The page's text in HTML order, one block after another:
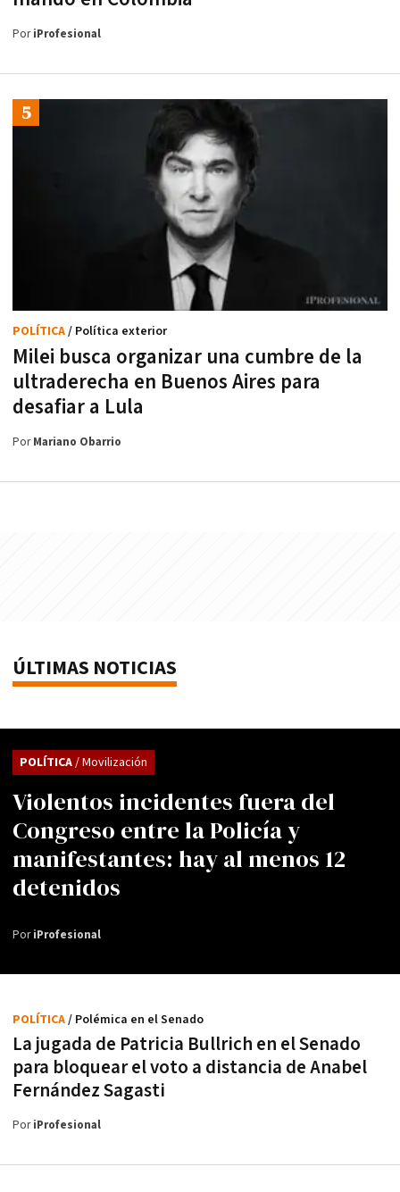
PoriProfesional
Milei busca organizar una cumbre de la
ultraderecha en Buenos Aires para
desafiar a Lula
POLÍTICA/ Política exterior
PorMariano Obarrio
ÚLTIMAS NOTICIAS
Violentos incidentes fuera del
Congreso entre la Policía y
manifestantes: hay al menos 12
detenidos
POLÍTICA/ Movilización
PoriProfesional
La jugada de Patricia Bullrich en el Senado
para bloquear el voto a distancia de Anabel
Fernández Sagasti
POLÍTICA/ Polémica en el Senado
PoriProfesional